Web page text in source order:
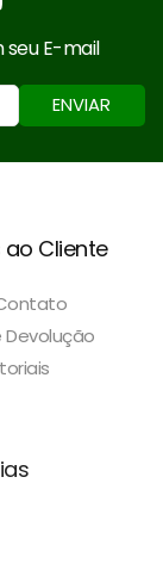
seu E-mail
ENVIAR
ao Cliente